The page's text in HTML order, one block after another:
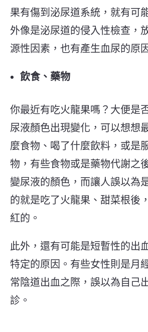
果有傷到泌尿道系統，就有可
外像是泌尿道的侵入性檢查，
源性因素，也有產生血尿的原
飲食、藥物
你最近有吃火龍果嗎？大便是
尿液顏色出現變化，可以想想
麼食物、喝了什麼飲料，或是
物，有些食物或是藥物代謝之
變尿液的顏色，而讓人誤以為
的就是吃了火龍果、甜菜根後
紅的。
此外，還有可能是短暫性的出
特定的原因。有些女性則是月
常陰道出血之際，誤以為自己
診。